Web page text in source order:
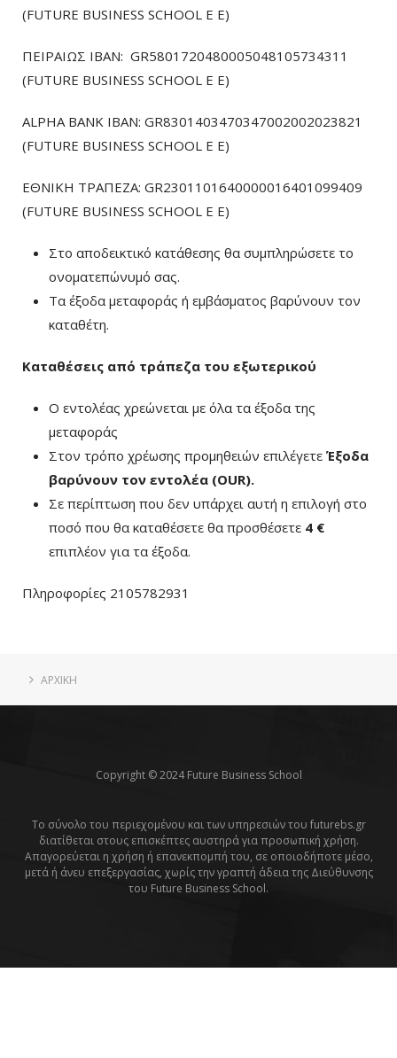
(FUTURE BUSINESS SCHOOL E E)
ΠΕΙΡΑΙΩΣ ΙΒΑΝ: GR5801720480005048105734311
(FUTURE BUSINESS SCHOOL E E)
ALPHA BANK IBAN: GR8301403470347002002023821
(FUTURE BUSINESS SCHOOL E E)
ΕΘΝΙΚΗ ΤΡΑΠΕΖΑ: GR2301101640000016401099409
(FUTURE BUSINESS SCHOOL E E)
Στο αποδεικτικό κατάθεσης θα συμπληρώσετε το
ονοματεπώνυμό σας.
Τα έξοδα μεταφοράς ή εμβάσματος βαρύνουν τον
καταθέτη.
Καταθέσεις από τράπεζα του εξωτερικού
Ο εντολέας χρεώνεται με όλα τα έξοδα της
μεταφοράς
Στον τρόπο χρέωσης προμηθειών επιλέγετε Έξοδα
βαρύνουν τον εντολέα (ΟUR).
Σε περίπτωση που δεν υπάρχει αυτή η επιλογή στο
ποσό που θα καταθέσετε θα προσθέσετε 4 €
επιπλέον για τα έξοδα.
Πληροφορίες 2105782931
ΑΡΧΙΚΗ
Copyright © 2024 Future Business School
Το σύνολο του περιεχομένου και των υπηρεσιών του futurebs.gr
διατίθεται στους επισκέπτες αυστηρά για προσωπική χρήση.
Απαγορεύεται η χρήση ή επανεκπομπή του, σε οποιοδήποτε μέσο,
μετά ή άνευ επεξεργασίας, χωρίς την γραπτή άδεια της Διεύθυνσης
του Future Business School.